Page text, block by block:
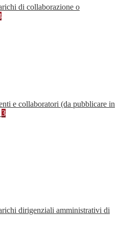
di collaborazione o
e collaboratori (da pubblicare in
3
dirigenziali amministrativi di